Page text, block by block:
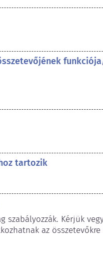
tartozik
szabályozzák. Kérjük
az összetevőkre